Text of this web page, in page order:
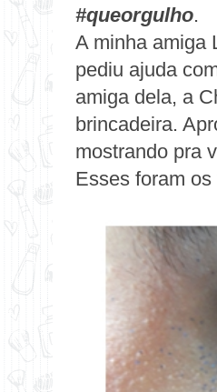
#queorgulho.
A minha amiga
pediu ajuda
amiga dela, a
brincadeira.
mostrando pra
Esses foram